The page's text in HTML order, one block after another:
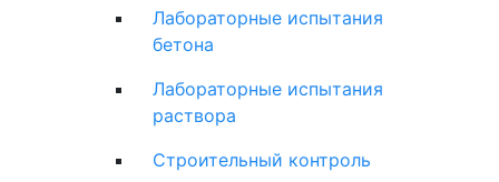
Лабораторные испытания
бетона
Лабораторные испытания
раствора
Строительный контроль